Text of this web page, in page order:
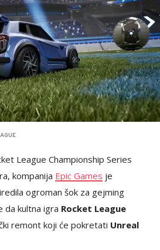
League Championship Series
kompanija Epic Games je
ogroman šok za gejming
da kultna igra Rocket League
remont koji će pokretati Unreal